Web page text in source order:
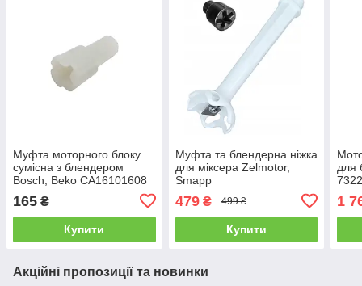
Муфта моторного блоку
сумісна з блендером
Bosch, Beko CA16101608
165 ₴
Купити
Муфта та блендерна ніжка
для міксера Zelmotor,
Smapp
479₴ 499 ₴
Купити
для
1
Акційні пропозиції та новинки